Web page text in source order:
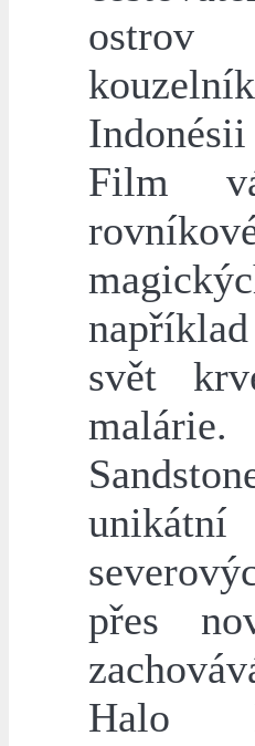
ostrov
Film
svět
přes
Halo